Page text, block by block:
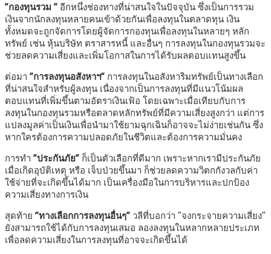
“กองทุนรวม ” อีกหนึ่งช่องทางที่น่าสนใจในปัจจุบัน ซึ่งเป็นการรวม
เงินจากนักลงทุนหลายคนเข้าด้วยกันเพื่อลงทุนในตลาดทุน เงิน
ทั้งหมดจะถูกจัดการโดยผู้จัดการกองทุนเพื่อลงทุนในหลายๆ หลัก
ทรัพย์ เช่น หุ้นบริษัท ตราสารหนี้ และอื่นๆ การลงทุนในกองทุนรวมจะ
ช่วยลดความเสี่ยงและเพิ่มโอกาสในการได้รับผลตอบแทนสูงขึ้น
ต่อมา “การลงทุนอสังหาฯ” การลงทุนในอสังหาริมทรัพย์เป็นทางเลือก
ที่น่าสนใจสำหรับผู้ลงทุน เนื่องจากเป็นการลงทุนที่มีแนวโน้มผล
ตอบแทนที่เพิ่มขึ้นตามอัตราเงินเฟ้อ โดยเฉพาะเมื่อเทียบกับการ
ลงทุนในกองทุนรวมหรือตลาดหลักทรัพย์ที่มีความเสี่ยงสูงกว่า แต่การ
แปลงมูลค่าเป็นเงินเพื่อนำมาใช้ยามฉุกเฉินก็อาจจะไม่ง่ายเช่นกัน ซึ่ง
หากใครต้องการความปลอดภัยในชีวิตและต้องการความมั่นคง
การทำ “ประกันภัย” ก็เป็นตัวเลือกที่ดีมาก เพราะหากเรามีประกันภัย
เมื่อเกิดอุบัติเหตุ หรือ เจ็บป่วยขึ้นมา ก็ช่วยลดความวิตกกังวลกับค่า
ใช้จ่ายที่จะเกิดขึ้นได้มาก เป็นเครื่องมือในการบริหารและปกป้อง
ความเสี่ยงทางการเงิน
สุดท้าย “ทางเลือกการลงทุนอื่นๆ” วลีที่บอกว่า “จงกระจายความเสี่ยง”
ยังสามารถใช้ได้กับการลงทุนเสมอ ลองลงทุนในหลากหลายประเภท
เพื่อลดความเสี่ยงในการลงทุนที่อาจจะเกิดขึ้นได้